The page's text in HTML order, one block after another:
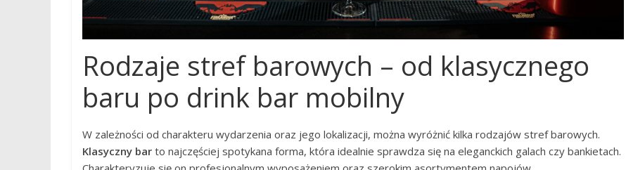
Rodzaje stref barowych – od klasycznego
baru po drink bar mobilny
W zależności od charakteru wydarzenia oraz jego lokalizacji, można wyróżnić kilka rodzajów stref barowych.
Klasyczny bar to najczęściej spotykana forma, która idealnie sprawdza się na eleganckich galach czy bankietach.